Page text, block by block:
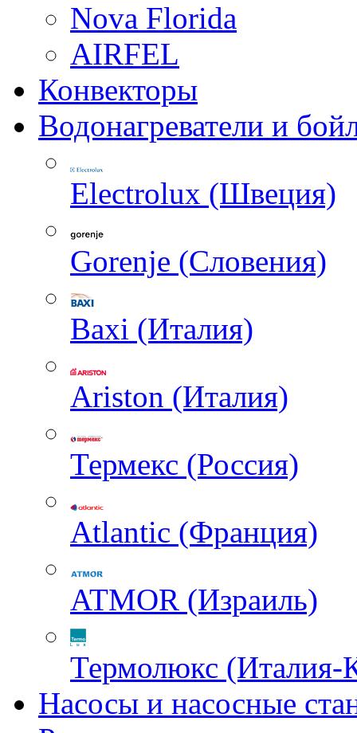
Nova Florida
AIRFEL
Конвекторы
Водонагреватели и
Electrolux (Швеция)
Gorenje (Словения)
Baxi (Италия)
Ariston (Италия)
Термекс (Россия)
Atlantic (Франция)
ATMOR (Израиль)
Термолюкс (Италия-
Насосы и насосные